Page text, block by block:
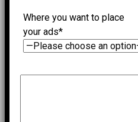
Where you want to place
your ads*